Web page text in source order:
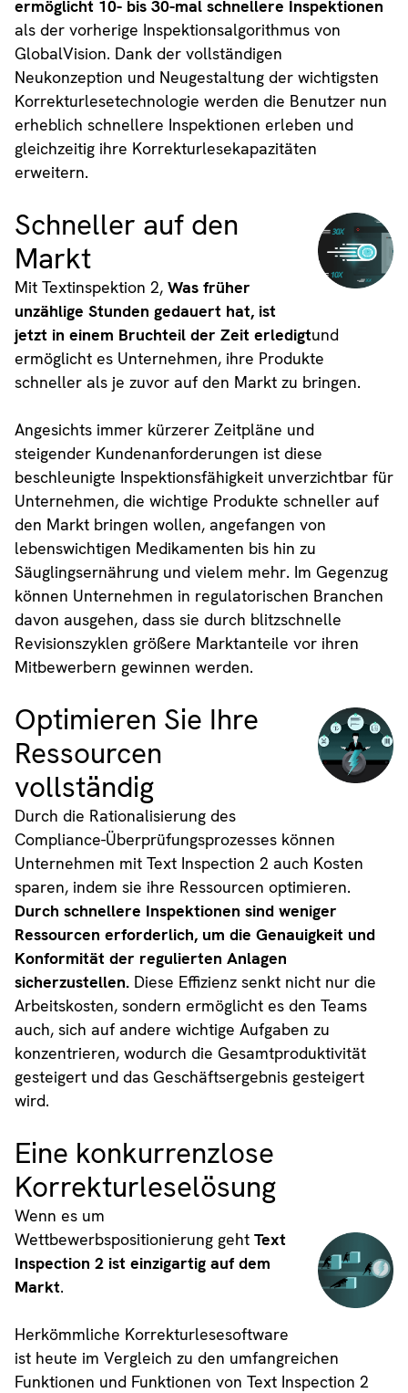
ermöglicht 10- bis 30-mal schnellere Inspektionen
als der vorherige Inspektionsalgorithmus von
GlobalVision. Dank der vollständigen
Neukonzeption und Neugestaltung der wichtigsten
Korrekturlesetechnologie werden die Benutzer nun
erheblich schnellere Inspektionen erleben und
gleichzeitig ihre Korrekturlesekapazitäten
erweitern.
Schneller auf den
Markt
Mit Textinspektion 2, Was früher
unzählige Stunden gedauert hat, ist
jetzt in einem Bruchteil der Zeit erledigtund
ermöglicht es Unternehmen, ihre Produkte
schneller als je zuvor auf den Markt zu bringen.
Angesichts immer kürzerer Zeitpläne und
steigender Kundenanforderungen ist diese
beschleunigte Inspektionsfähigkeit unverzichtbar für
Unternehmen, die wichtige Produkte schneller auf
den Markt bringen wollen, angefangen von
lebenswichtigen Medikamenten bis hin zu
Säuglingsernährung und vielem mehr. Im Gegenzug
können Unternehmen in regulatorischen Branchen
davon ausgehen, dass sie durch blitzschnelle
Revisionszyklen größere Marktanteile vor ihren
Mitbewerbern gewinnen werden.
Optimieren Sie Ihre
Ressourcen
vollständig
Durch die Rationalisierung des
Compliance-Überprüfungsprozesses können
Unternehmen mit Text Inspection 2 auch Kosten
sparen, indem sie ihre Ressourcen optimieren.
Durch schnellere Inspektionen sind weniger
Ressourcen erforderlich, um die Genauigkeit und
Konformität der regulierten Anlagen
sicherzustellen.Diese Effizienz senkt nicht nur die
Arbeitskosten, sondern ermöglicht es den Teams
auch, sich auf andere wichtige Aufgaben zu
konzentrieren, wodurch die Gesamtproduktivität
gesteigert und das Geschäftsergebnis gesteigert
wird.
Eine konkurrenzlose
Korrekturleselösung
Wenn es um
Wettbewerbspositionierung geht Text
Inspection 2 ist einzigartig auf dem
Markt.
Herkömmliche Korrekturlesesoftware
ist heute im Vergleich zu den umfangreichen
Funktionen und Funktionen von Text Inspection 2